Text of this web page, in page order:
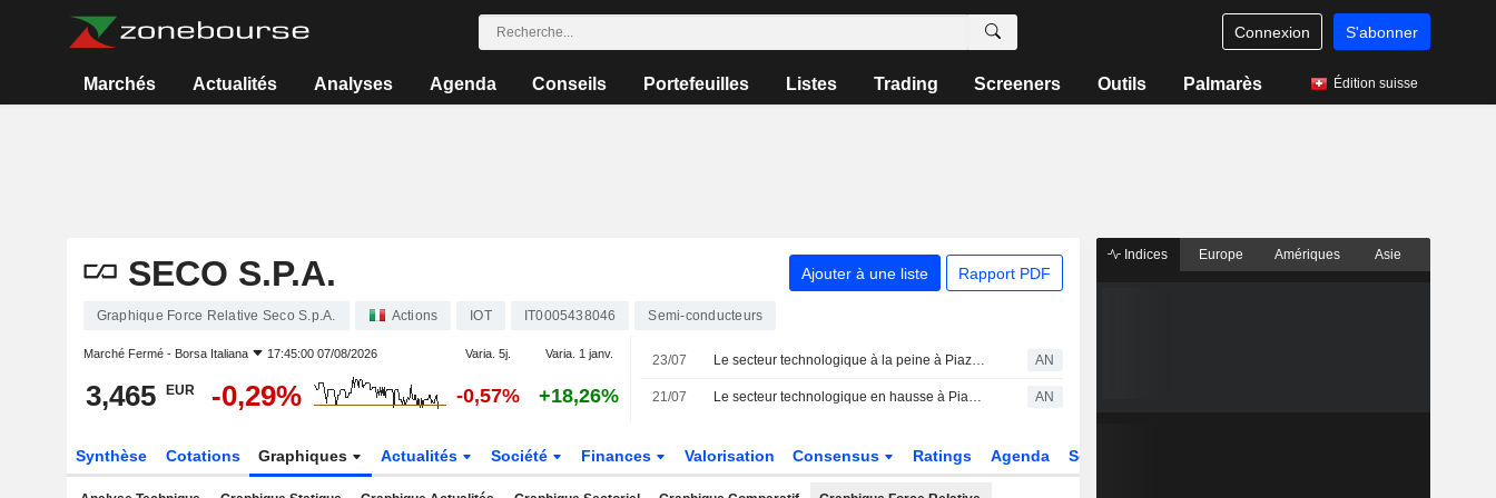
Connexion S'abonner
Marchés Actualités Analyses Agenda Conseils Portefeuilles Listes Trading Screeners Outils Palmarès Édition suisse
SECO S.P.A. Ajouter à une liste Rapport PDF
Graphique Force Relative Seco S.p.A. Actions IOT IT0005438046 Semi-conducteurs
Marché Fermé - Borsa Italiana 17:45:00 07/08/2026 Varia. 5j. Varia. 1 janv.
3,465 EUR -0,29% -0,57% +18,26%
23/07 Le secteur technologique à la peine à Piazza Affari, plombé par la chute de STM AN
21/07 Le secteur technologique en hausse à Piazza Affari, STM et Technoprobe s'illustrent AN
Synthèse Cotations Graphiques Actualités Société Finances Valorisation Consensus Ratings Agenda Secteur
Indices Europe Amériques Asie